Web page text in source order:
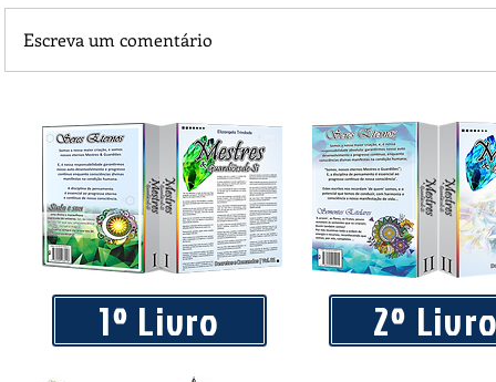
Piá Lava Jato, de Juara, torna público que requereu
Instalação e Operação
Escreva um comentário
1º Livro 2º